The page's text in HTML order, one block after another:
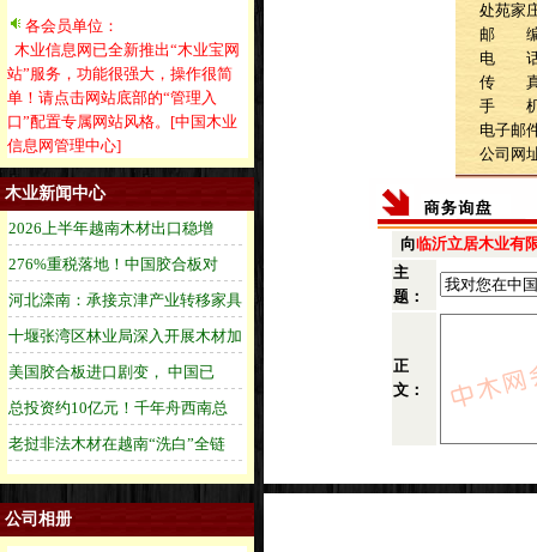
各会员单位：
木业信息网已全新推出“木业宝网
站”服务，功能很强大，操作很简
单！请点击网站底部的“管理入
口”配置专属网站风格。[中国木业
信息网管理中心]
木业新闻中心
公司相册
处苑家
邮 编
电 话
传 真
手 机
电子邮
公司网
向临沂立居木业有
主
题：
正
文：